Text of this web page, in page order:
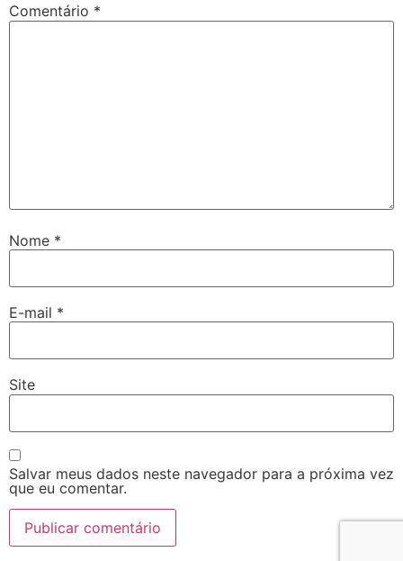
Comentário *
Nome *
E-mail *
Site
Salvar meus dados neste navegador para a próxima vez
que eu comentar.